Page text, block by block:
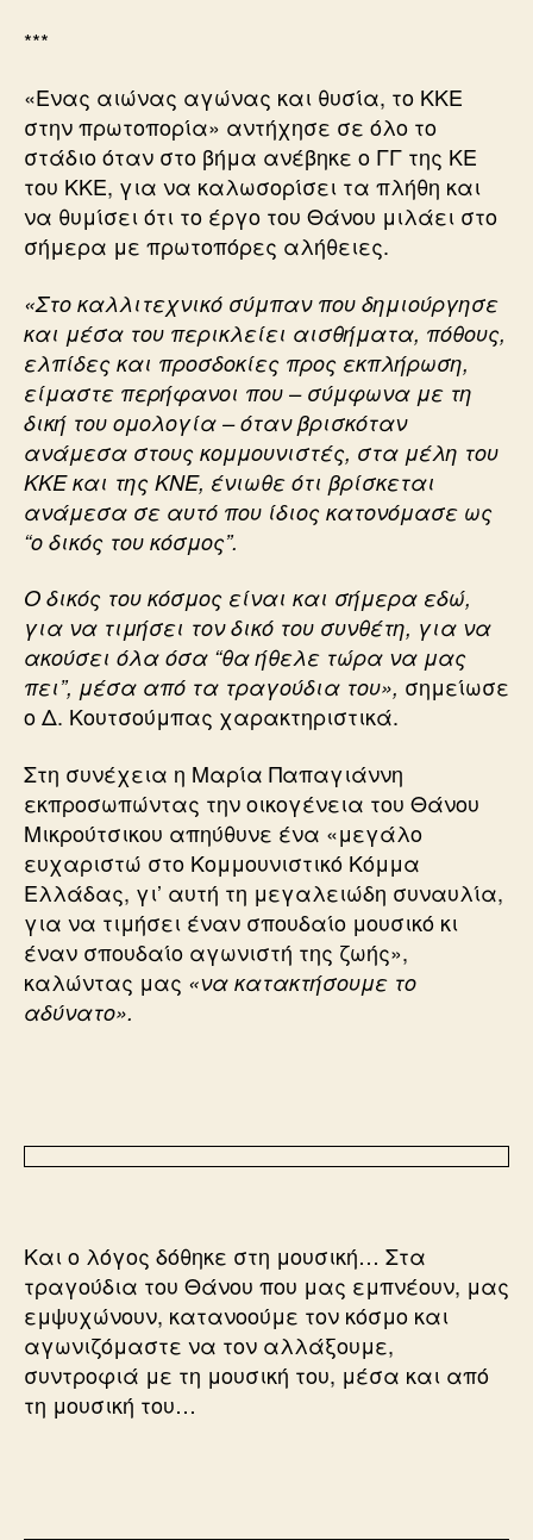
***
«Ενας αιώνας αγώνας και θυσία, το ΚΚΕ
στην πρωτοπορία» αντήχησε σε όλο το
στάδιο όταν στο βήμα ανέβηκε ο ΓΓ της ΚΕ
του ΚΚΕ, για να καλωσορίσει τα πλήθη και
να θυμίσει ότι το έργο του Θάνου μιλάει στο
σήμερα με πρωτοπόρες αλήθειες.
«Στο καλλιτεχνικό σύμπαν που δημιούργησε
και μέσα του περικλείει αισθήματα, πόθους,
ελπίδες και προσδοκίες προς εκπλήρωση,
είμαστε περήφανοι που – σύμφωνα με τη
δική του ομολογία – όταν βρισκόταν
ανάμεσα στους κομμουνιστές, στα μέλη του
ΚΚΕ και της ΚΝΕ, ένιωθε ότι βρίσκεται
ανάμεσα σε αυτό που ίδιος κατονόμασε ως
“ο δικός του κόσμος”.
Ο δικός του κόσμος είναι και σήμερα εδώ,
για να τιμήσει τον δικό του συνθέτη, για να
ακούσει όλα όσα “θα ήθελε τώρα να μας
πει”, μέσα από τα τραγούδια του», σημείωσε
ο Δ. Κουτσούμπας χαρακτηριστικά.
Στη συνέχεια η Μαρία Παπαγιάννη
εκπροσωπώντας την οικογένεια του Θάνου
Μικρούτσικου απηύθυνε ένα «μεγάλο
ευχαριστώ στο Κομμουνιστικό Κόμμα
Ελλάδας, γι’ αυτή τη μεγαλειώδη συναυλία,
για να τιμήσει έναν σπουδαίο μουσικό κι
έναν σπουδαίο αγωνιστή της ζωής»,
καλώντας μας «να κατακτήσουμε το
αδύνατο».
Και ο λόγος δόθηκε στη μουσική… Στα
τραγούδια του Θάνου που μας εμπνέουν, μας
εμψυχώνουν, κατανοούμε τον κόσμο και
αγωνιζόμαστε να τον αλλάξουμε,
συντροφιά με τη μουσική του, μέσα και από
τη μουσική του…